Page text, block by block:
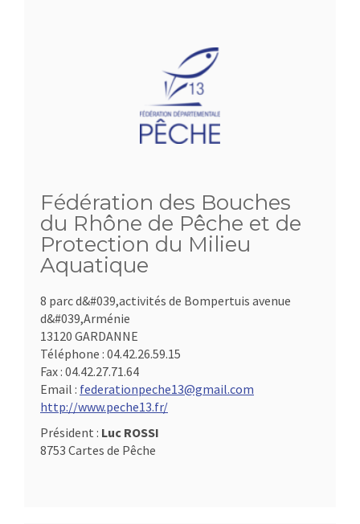
Fédération des Bouches
du Rhône de Pêche et de
Protection du Milieu
Aquatique
8 parc d&#039,activités de Bompertuis avenue
d&#039,Arménie
13120 GARDANNE
Téléphone : 04.42.26.59.15
Fax : 04.42.27.71.64
Email : federationpeche13@gmail.com
http://www.peche13.fr/
Président : Luc ROSSI
8753 Cartes de Pêche